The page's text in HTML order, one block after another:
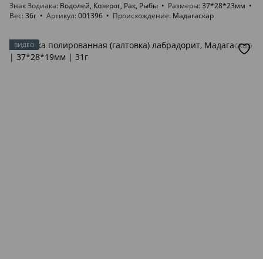
Знак Зодиака Водолей, Козерог, Рак, Рыбы Размеры 37*28*23мм
Вес 36г Артикул 001396 Происхождение Мадагаскар
ВИДЕО